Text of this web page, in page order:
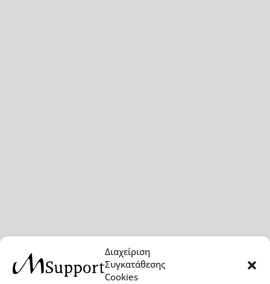
Διαχείριση
Συγκατάθεσης
Cookies